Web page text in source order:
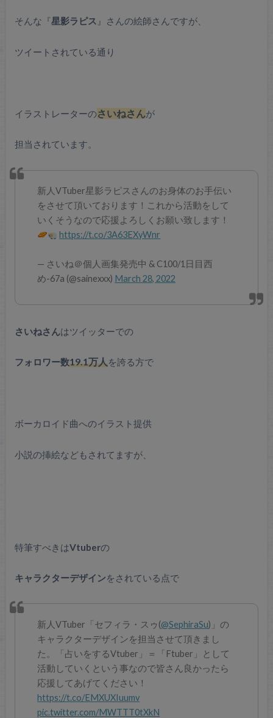
そんな『星影ラピス 』さんの絵師さんですが、
ツイートされている通り
イラストレーターのさいねさんが
担当されています。
新人VTuber星影ラピスさんのお身体のお手伝い
をさせて頂いております！これから活動をして
いくそうなので応援よろしくお願い致します！
https://t.co/3A63EXyWnr
— さいね＠個人画集発売中 & C100/1日目西
め-67a (@sainexxx) March 28, 2022
さいねさんはツイッターでの
フォロワー数19.1万人を誇る方で
ボーカロイド曲へのイラスト提供
小説の挿絵などもされてますが、
特筆すべきはVtuberの
キャラクターデザインをされている点で
新人VTuber「セフィラ・スゥ(@SephiraSu)」の
キャラクターデザインを担当させて頂きまし
た。「占いをするVtuber」＝「Ftuber」として
活動していくという事なので皆さん良かったら
応援してあげてください！
https://t.co/EMXUXIuumv
pic.twitter.com/MWTTT0tXkN